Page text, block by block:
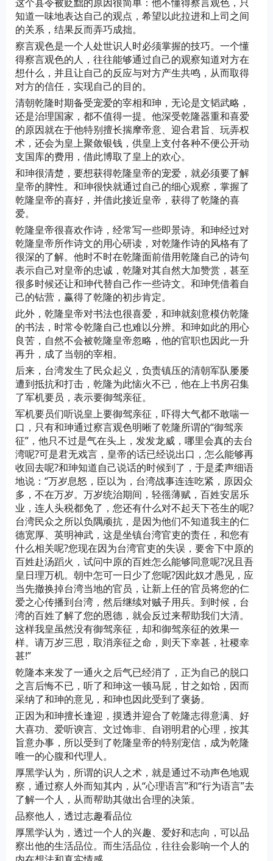
知道一味地表达自己的观点，希望以此拉进和上司之间
的关系，结果反而弄巧成拙。
察言观色是一个人处世识人时必须掌握的技巧。一个懂
得察言观色的人，往往能够通过自己的观察知道对方在
想什么，并且让自己的反应与对方产生共鸣，从而取得
对方的信任，实现自己的目的。
清朝乾隆时期备受宠爱的宰相和珅，无论是文韬武略，
还是治理国家，都不值得一提。他深受乾隆器重和喜爱
的原因就在于他特别擅长揣摩帝意、迎合君旨、玩弄权
术，还会为皇上聚敛银钱，供皇上支付各种不便公开动
支国库的费用，借此博取了皇上的欢心。
和珅很清楚，要想获得乾隆皇帝的宠爱，就必须要了解
皇帝的脾性。和珅很快就通过自己的细心观察，掌握了
乾隆皇帝的喜好，并借此接近皇帝，获得了乾隆的喜
爱。
乾隆皇帝很喜欢作诗，经常写一些即景诗。和珅经过对
乾隆皇帝所作诗文的用心研读，对乾隆作诗的风格有了
很深的了解。他时不时在乾隆面前借用乾隆自己的诗句
表示自己对皇帝的忠诚，乾隆对其自然大加赞赏，甚至
很多时候还让和珅代替自己作一些诗文。和珅凭借着自
己的钻营，赢得了乾隆的初步肯定。
此外，乾隆皇帝对书法也很喜爱，和珅就刻意模仿乾隆
的书法，时常令乾隆自己也难以分辨。和珅如此的用心
良苦，自然不会被乾隆皇帝忽略，他的官职也因此一升
再升，成了当朝的宰相。
后来，台湾发生了民众起义，负责镇压的清朝军队屡屡
遭到抵抗和打击，乾隆为此恼火不已，他在上书房召集
了军机要员，表示要御驾亲征。
军机要员们听说皇上要御驾亲征，吓得大气都不敢喘一
口，只有和珅通过察言观色明晰了乾隆所谓的“御驾亲
征”，他只不过是气在头上，发发龙威，哪里会真的去台
湾呢?可是君无戏言，皇帝的话已经说出口，怎么能够再
收回去呢?和珅知道自己说话的时候到了，于是柔声细语
地说：“万岁息怒，臣以为，台湾战事连连吃紧，原因众
多，不在万岁。万岁统治期间，轻徭薄赋，百姓安居乐
业，连人头税都免了，您还有什么对不起天下苍生的呢?
台湾民众之所以负隅顽抗，是因为他们不知道我主的仁
德宽厚、英明神武，这是坐镇台湾官吏的责任，和您有
什么相关呢?您现在因为台湾官吏的失误，要舍下中原的
百姓赴汤蹈火，试问中原的百姓怎么能够同意呢?况且吾
皇日理万机。朝中怎可一日少了您呢?因此奴才愚见，应
当先撤换掉台湾当地的官员，让新上任的官员将您的仁
爱之心传播到台湾，然后继续对贼子用兵。到时候，台
湾的百姓了解了您的恩德，就会反过来帮助我们大清。
这样我皇虽然没有御驾亲征，却和御驾亲征的效果一
样。请万岁三思，取消亲征之命，则天下幸甚，社稷幸
甚!”
乾隆本来发了一通火之后气已经消了，正为自己的脱口
之言后悔不已，听了和珅这一顿马屁，甘之如饴，因而
采纳了和珅的意见，和珅也因此受到了褒扬。
正因为和珅擅长逢迎，摸透并迎合了乾隆志得意满、好
大喜功、爱听谀言、文过饰非、自诩明君的心理，按其
旨意办事，所以受到了乾隆皇帝的特别宠信，成为乾隆
唯一的心腹和代理人。
厚黑学认为，所谓的识人之术，就是通过不动声色地观
察，通过察人外而知其内，从“心理语言”和“行为语言”去
了解一个人，从而帮助其做出合理的决策。
品察他人，透过志趣看品位
厚黑学认为，透过一个人的兴趣、爱好和志向，可以品
察出他的生活品位。而生活品位，往往会影响一个人的